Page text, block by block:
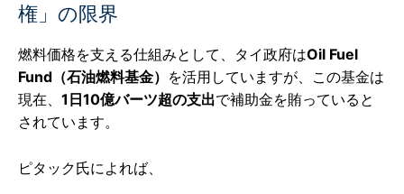
権」の限界
燃料価格を支える仕組みとして、タイ政府はOil Fuel
Fund（石油燃料基金） を活用していますが、この基金は
現在、 1日10億バーツ超の支出で補助金を賄っていると
されています。
ピタック氏によれば、